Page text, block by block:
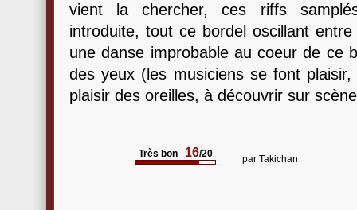
vient la chercher, ces riffs
introduite, tout ce bordel oscillant
une danse improbable au coeur de ce
des yeux (les musiciens se font
plaisir des oreilles, à découvrir sur
Très bon 16/20 par Takichan